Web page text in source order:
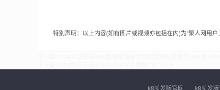
特别声明：以上内容(如有图片或视频亦包括在内)为“聚人网用
k8凯发版官网 k8凯发